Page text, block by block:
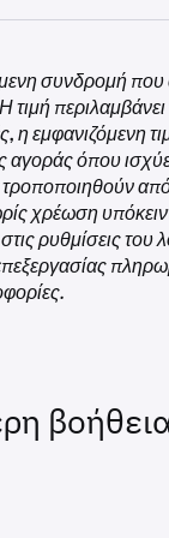
ατομικό
για να
ενεργή και
να
εφαρμογή
Βασίλειο
συνδρομή που
η εμφανιζόμενη
αγοράς όπου
τροποποιηθούν
χρέωση
ρυθμίσεις